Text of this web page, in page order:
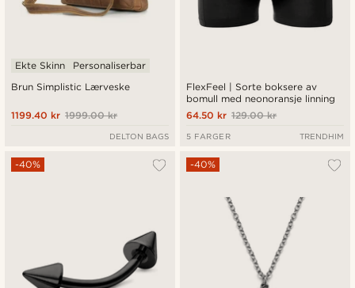
Brun Simplistic Lærveske
Ekte Skinn Personaliserbar
1999.00 kr
1199.40 kr
DELTON BAGS
FlexFeel | Sorte boksere av
bomull med neonoransje linning
129.00 kr
64.50 kr
5 FARGER TRENDHIM
-40% -40%